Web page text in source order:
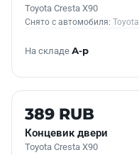
Toyota Cresta X90
Снято с автомобиля:
На складе А-р
Б/У В НАЛИЧИИ
389 RUB
Концевик двери
Toyota Cresta X90